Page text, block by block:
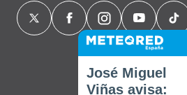
José Miguel
Viñas avisa: